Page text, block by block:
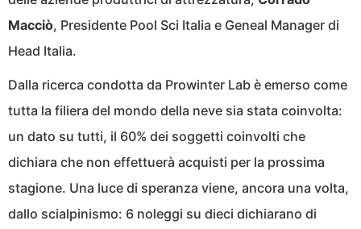
Macciò, Presidente Pool Sci Italia e Geneal Manager di
Head Italia.
Dalla ricerca condotta da Prowinter Lab è emerso come
tutta la filiera del mondo della neve sia stata coinvolta:
un dato su tutti, il 60% dei soggetti coinvolti che
dichiara che non effettuerà acquisti per la prossima
stagione. Una luce di speranza viene, ancora una volta,
dallo scialpinismo: 6 noleggi su dieci dichiarano di